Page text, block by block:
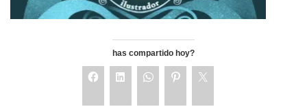
has compartido hoy?